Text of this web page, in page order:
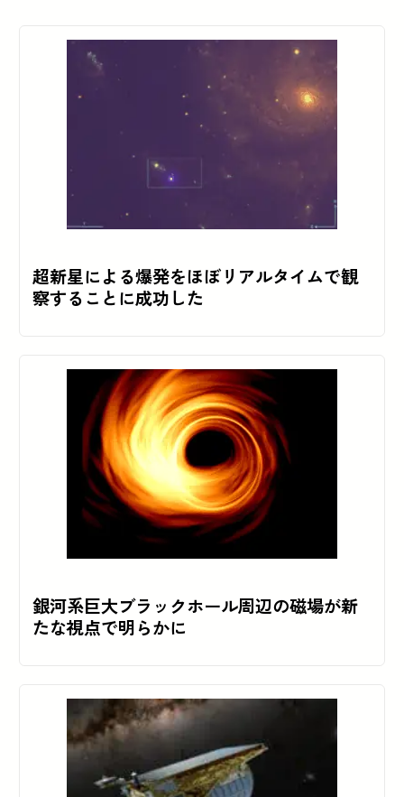
超新星による爆発をほぼリアルタイムで観
察することに成功した
銀河系巨大ブラックホール周辺の磁場が新
たな視点で明らかに